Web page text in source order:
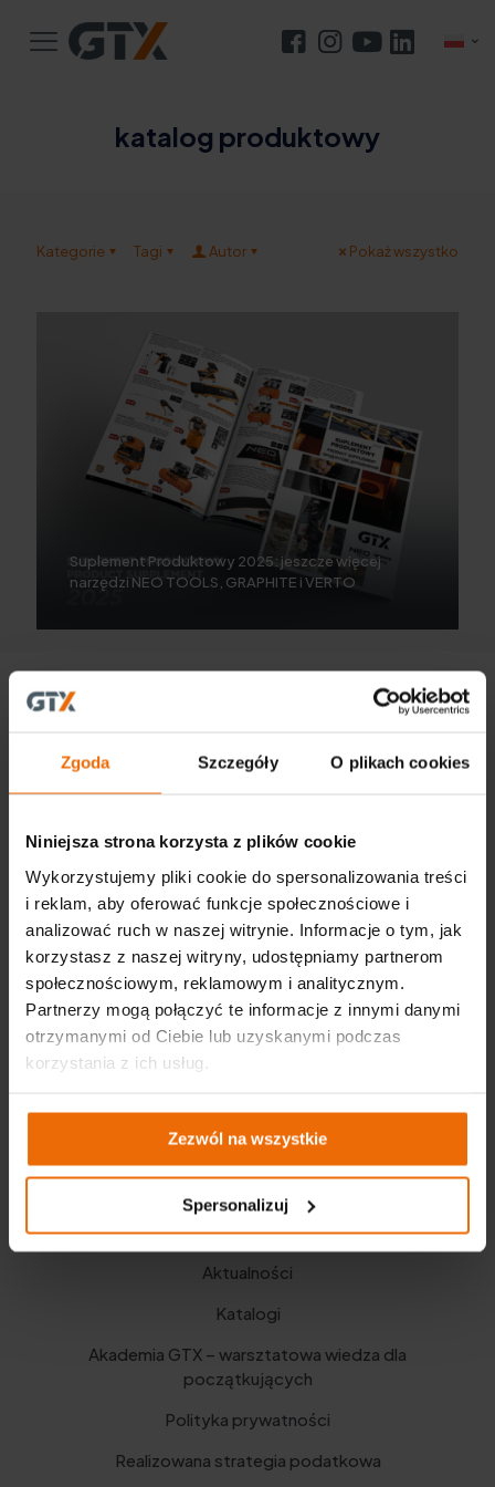
Zgoda Szczegóły O plikach cookies
Niniejsza strona korzysta z plików cookie
Wykorzystujemy pliki cookie do spersonalizowania treści
i reklam, aby oferować funkcje społecznościowe i
analizować ruch w naszej witrynie. Informacje o tym, jak
korzystasz z naszej witryny, udostępniamy partnerom
społecznościowym, reklamowym i analitycznym.
Partnerzy mogą połączyć te informacje z innymi danymi
otrzymanymi od Ciebie lub uzyskanymi podczas
korzystania z ich usług.
Zezwól na wszystkie
Spersonalizuj
katalog produktowy
Kategorie Tagi Autor Pokaż wszystko
Suplement Produktowy 2025: jeszcze więcej
narzędzi NEO TOOLS, GRAPHITE i VERTO
CENTRALA
GTX Poland Sp. z o.o. Sp. K.
ul. Pograniczna 2/4
02-285 Warszawa
tel. +48 22 573 03 00
office@gtx-group.com
Ważne linki
Aktualności
Katalogi
Akademia GTX – warsztatowa wiedza dla
początkujących
Polityka prywatności
Realizowana strategia podatkowa